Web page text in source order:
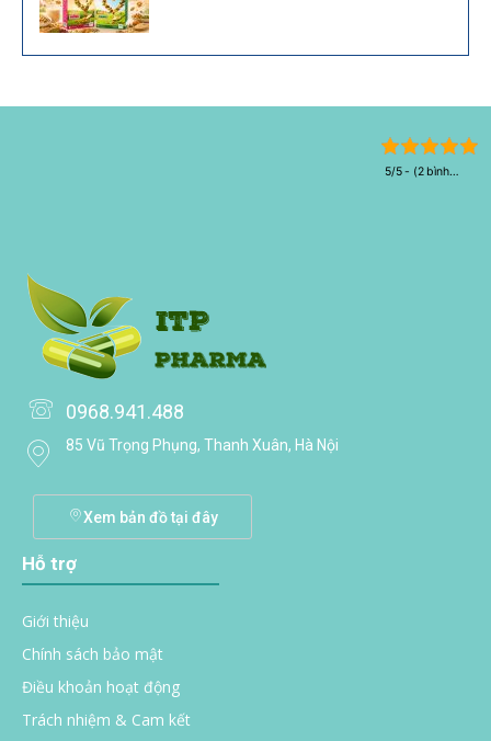
5/5 - (2 bình
0968.941.488
85 Vũ Trọng Phụng, Thanh Xuân, Hà Nội
Xem bản đồ tại đây
Hỗ trợ
Giới thiệu
Chính sách bảo mật
Điều khoản hoạt động
Trách nhiệm & Cam kết